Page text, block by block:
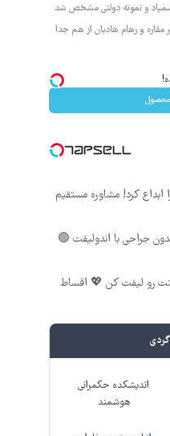
سمپاد و نمونه دولتی مشخص شد
مقاره و رهام هادیان از هم جدا
کرد! مشاوره مستقیم
جراحی با اندولیفت 🟢
رو لیفت کن 💖 اقساط
اندیشکده حکمرانی
هوشمند